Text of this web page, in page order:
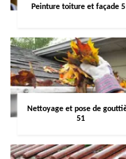
Peinture toiture et façade
Nettoyage et pose de
51